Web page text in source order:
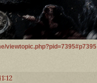
viewtopic.php?pid=7395#p7395